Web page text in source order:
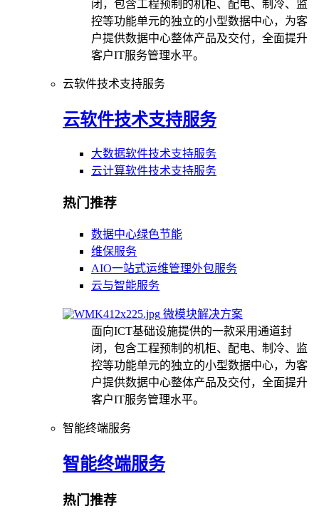
闭，包含工程预制的机柜、配电、制冷、监
控等功能单元的独立的小型数据中心，为客
户提供数据中心整体产品及交付，全面提升
客户IT服务管理水平。
云软件技术支持服务
云软件技术支持服务
大数据软件技术支持服务
云计算软件技术支持服务
热门推荐
数据中心绿色节能
维保服务
AIO一站式运维管理外包服务
云与智能服务
微模块解决方案
面向ICT基础设施提供的一款采用通道封
闭，包含工程预制的机柜、配电、制冷、监
控等功能单元的独立的小型数据中心，为客
户提供数据中心整体产品及交付，全面提升
客户IT服务管理水平。
智能终端服务
智能终端服务
热门推荐